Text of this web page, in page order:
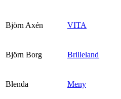
Björn Axén VITA
Björn Borg Brilleland
Blenda Meny